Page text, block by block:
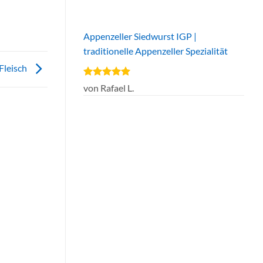
Appenzeller Siedwurst IGP |
traditionelle Appenzeller Spezialität
Bewertet
mit 5 von
von Rafael L.